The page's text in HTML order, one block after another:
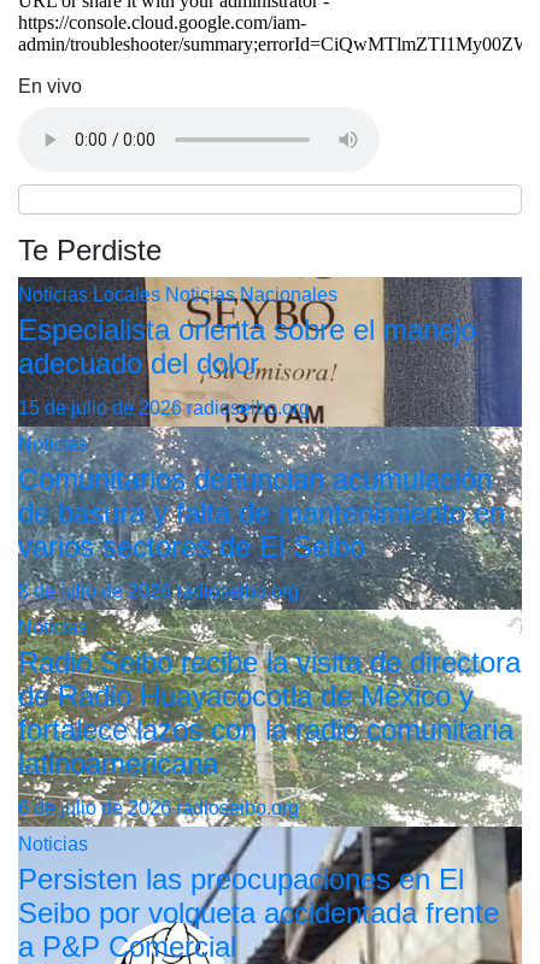
En vivo
Te Perdiste
Noticias Locales Noticias Nacionales
Especialista orienta sobre el manejo
adecuado del dolor
15 de julio de 2026radioseibo.org
Noticias
Comunitarios denuncian acumulación
de basura y falta de mantenimiento en
varios sectores de El Seibo
8 de julio de 2026radioseibo.org
Noticias
Radio Seibo recibe la visita de directora
de Radio Huayacocotla de México y
fortalece lazos con la radio comunitaria
latinoamericana
6 de julio de 2026radioseibo.org
Noticias
Persisten las preocupaciones en El
Seibo por volqueta accidentada frente
a P&P Comercial